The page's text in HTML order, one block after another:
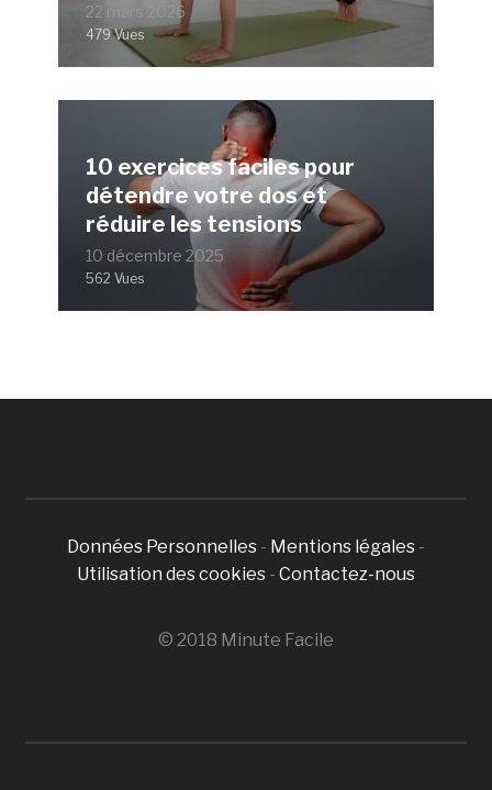
22 mars 2026
479 Vues
10 exercices faciles pour
détendre votre dos et
réduire les tensions
10 décembre 2025
562 Vues
Données Personnelles - Mentions légales -
Utilisation des cookies - Contactez-nous
© 2018 Minute Facile